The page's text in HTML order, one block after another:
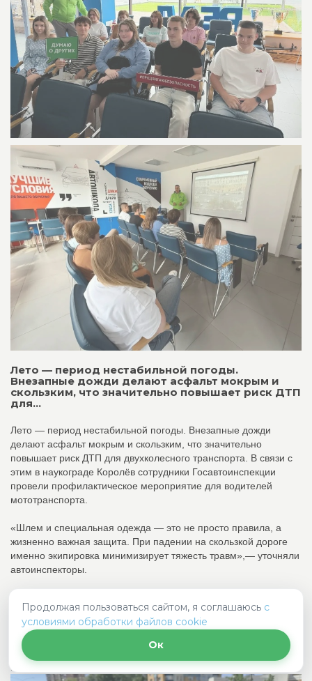
Лето — период нестабильной погоды.
Внезапные дожди делают асфальт мокрым и
скользким, что значительно повышает риск ДТП
для...
Лето — период нестабильной погоды. Внезапные дожди
делают асфальт мокрым и скользким, что значительно
повышает риск ДТП для двухколесного транспорта. В связи с
этим в наукограде Королёв сотрудники Госавтоинспекции
провели профилактическое мероприятие для водителей
мототранспорта.
«Шлем и специальная одежда — это не просто правила, а
жизненно важная защита. При падении на скользкой дороге
именно экипировка минимизирует тяжесть травм»,— уточняли
автоинспекторы.
мокрого покрытия особенно важно соблюдать дистанцию и
скоростной режим. Сразу порядка также посоветовали быть на
дороге предсказуемы для других водителей.
#БезопаснаяМобильность
Продолжая пользоваться сайтом, я соглашаюсь с
условиями обработки файлов cookie
Ок